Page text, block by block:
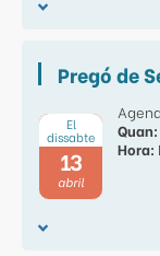
Pregó de
El
dissabte
13
abril
Quan:
Hora: